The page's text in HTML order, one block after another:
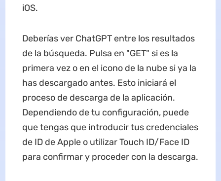
iOS.
Deberías ver ChatGPT entre los resultados
de la búsqueda. Pulsa en "GET" si es la
primera vez o en el icono de la nube si ya la
has descargado antes. Esto iniciará el
proceso de descarga de la aplicación.
Dependiendo de tu configuración, puede
que tengas que introducir tus credenciales
de ID de Apple o utilizar Touch ID/Face ID
para confirmar y proceder con la descarga.